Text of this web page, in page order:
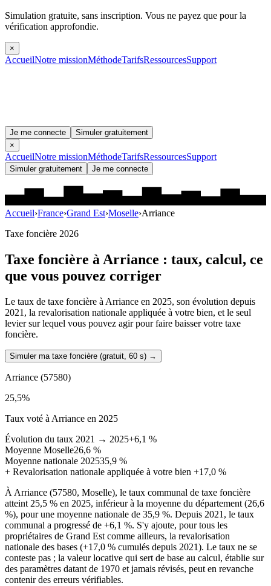
Simulation gratuite, sans inscription. Vous ne payez que pour la
vérification approfondie.
×
AccueilNotre missionMéthodeTarifsRessourcesSupport
Je me connecte
Simuler gratuitement
×
AccueilNotre missionMéthodeTarifsRessourcesSupport
Simuler gratuitement Je me connecte
Accueil›France›Grand Est›Moselle›Arriance
Taxe foncière 2026
Taxe foncière àArriance : taux, calcul, ce
que vous pouvez corriger
Le taux de taxe foncière à Arriance en 2025, son évolution depuis
2021, la revalorisation nationale appliquée à votre bien, et le seul
levier sur lequel vous pouvez agir pour faire baisser votre taxe
foncière.
Simuler ma taxe foncière (gratuit, 60 s) →
Arriance (57580)
25,5%
Taux voté à Arriance en 2025
Évolution du taux 2021 → 2025+6,1 %
Moyenne Moselle26,6 %
Moyenne nationale 202535,9 %
+ Revalorisation nationale appliquée à votre bien +17,0 %
À Arriance (57580, Moselle), le taux communal de taxe foncière
atteint 25,5 % en 2025, inférieur à la moyenne du département (26,6
%), pour une moyenne nationale de 35,9 %. Depuis 2021, le taux
communal a progressé de +6,1 %. S'y ajoute, pour tous les
propriétaires de Grand Est comme ailleurs, la revalorisation
nationale des bases (+17,0 % cumulés depuis 2021). Le taux ne se
conteste pas ; la valeur locative qui sert de base au calcul, établie sur
des paramètres datant de 1970 et jamais révisés, peut en revanche
contenir des erreurs vérifiables.